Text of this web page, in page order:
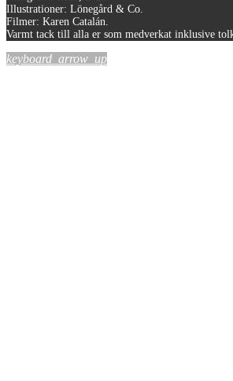
Illustrationer: Lönegård & Co.
Filmer: Karen Catalán.
Varmt tack till alla er som medverkat inklusive
keyboard_arrow_up